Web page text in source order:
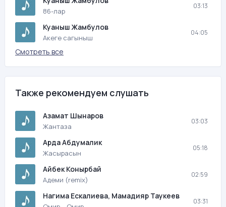
86-лар
03:13
Куаныш Жамбулов
Акеге сагыныш
04:05
Смотреть все
Также рекомендуем слушать
Азамат Шынаров
Жантаза
03:03
Арда Абдумалик
Жасырасын
05:18
Айбек Конырбай
Адеми (remix)
02:59
Нагима Ескалиева, Мамадияр Таукеев
03:31